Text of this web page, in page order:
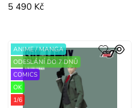
5 490 Kč
ANIME / MANGA
ODESLÁNÍ DO 7 DNŮ
COMICS
OK
1/6